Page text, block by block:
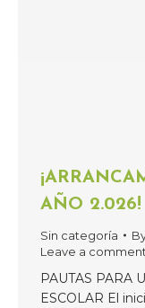
AÑO 2.026!
Sin categoría
Leave a
PAUTAS PARA
ESCOLAR El